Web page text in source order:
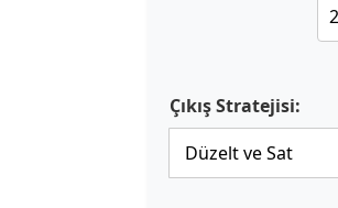
Çıkış Stratejisi: